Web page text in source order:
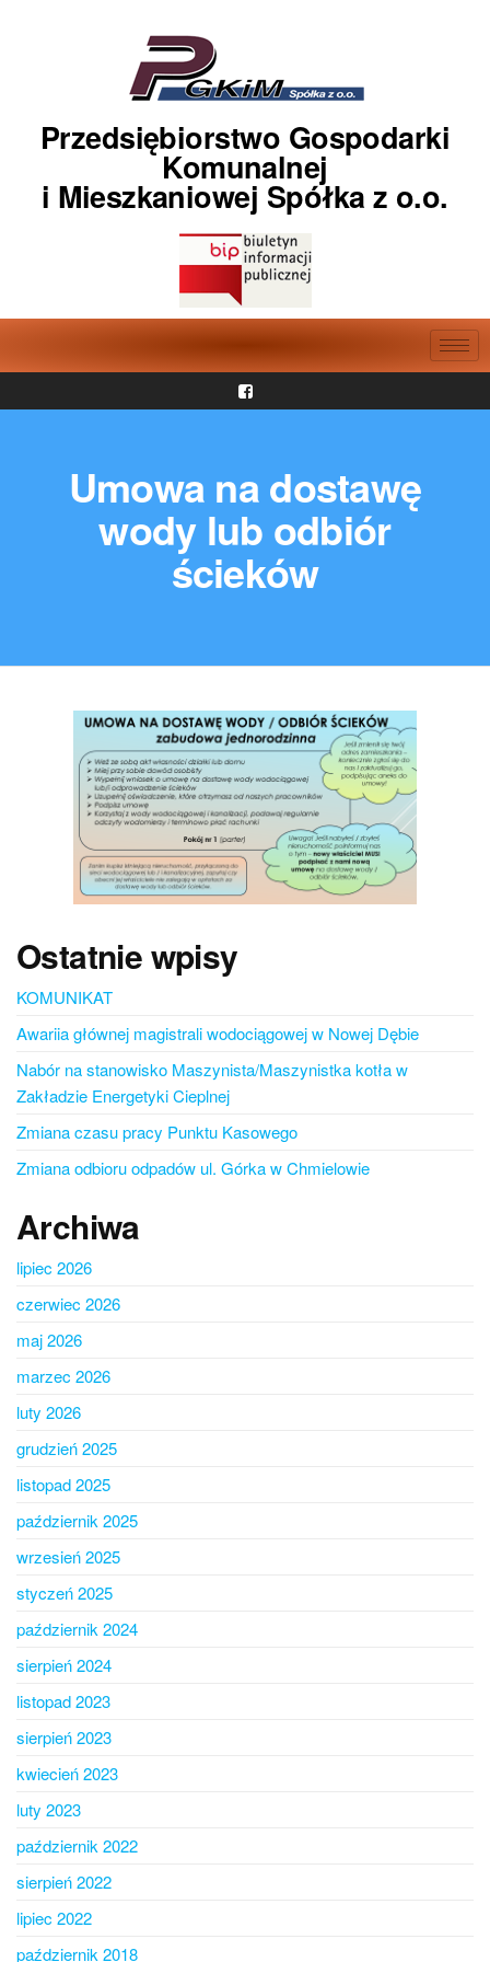
Przedsiębiorstwo Gospodarki
Komunalnej
i Mieszkaniowej Spółka z o.o.
Umowa na dostawę
wody lub odbiór
ścieków
Ostatnie wpisy
KOMUNIKAT
Awariia głównej magistrali wodociągowej w Nowej Dębie
Nabór na stanowisko Maszynista/Maszynistka kotła w
Zakładzie Energetyki Cieplnej
Zmiana czasu pracy Punktu Kasowego
Zmiana odbioru odpadów ul. Górka w Chmielowie
Archiwa
lipiec 2026
czerwiec 2026
maj 2026
marzec 2026
luty 2026
grudzień 2025
listopad 2025
październik 2025
wrzesień 2025
styczeń 2025
październik 2024
sierpień 2024
listopad 2023
sierpień 2023
kwiecień 2023
luty 2023
październik 2022
sierpień 2022
lipiec 2022
październik 2018